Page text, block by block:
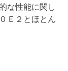
な性能に関し
Ｅ２とほとん